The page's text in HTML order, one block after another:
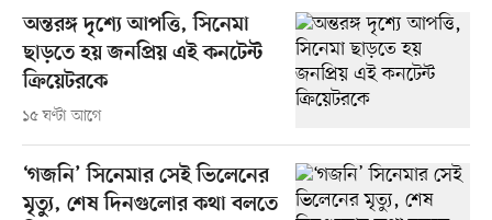
অন্তরঙ্গ দৃশ্যে আপত্তি, সিনেমা
ছাড়তে হয় জনপ্রিয় এই কনটেন্ট
ক্রিয়েটরকে
১৫ ঘণ্টা আগে
‘গজনি’ সিনেমার সেই ভিলেনের
মৃত্যু, শেষ দিনগুলোর কথা বলতে